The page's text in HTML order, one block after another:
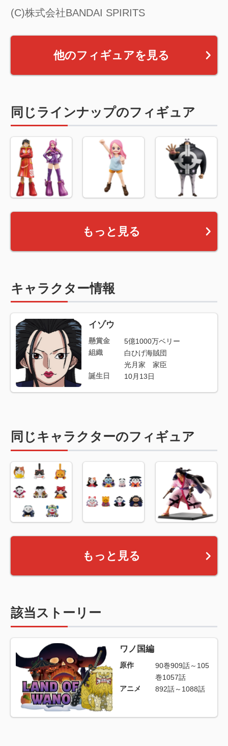
(C)株式会社BANDAI SPIRITS
他のフィギュアを見る
同じラインナップのフィギュア
もっと見る
キャラクター情報
イゾウ
懸賞金
5億1000万ベリー
組織
白ひげ海賊団
光月家 家臣
誕生日
10月13日
同じキャラクターのフィギュア
もっと見る
該当ストーリー
ワノ国編
原作
90巻909話～105
巻1057話
アニメ
892話～1088話